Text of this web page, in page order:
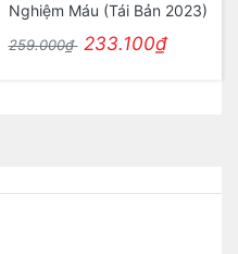
Nghiệm Máu (Tái Bản 2023)
259.000₫ 233.100₫